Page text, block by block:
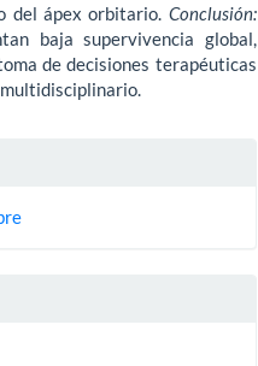
del ápex orbitario. Conclusión:
baja supervivencia global,
de decisiones terapéuticas